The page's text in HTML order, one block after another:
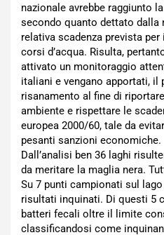
nazionale avrebbe raggiunto la
secondo quanto dettato dalla
relativa scadenza prevista
corsi d’acqua. Risulta,
attivato un monitoraggio
italiani e vengano apportati, il
risanamento al fine di
ambiente e rispettare le
europea 2000/60, tale da
pesanti sanzioni economiche.
Dall’analisi ben 36 laghi
da meritare la maglia nera.
Su 7 punti campionati sul
risultati inquinati. Di questi 5
batteri fecali oltre il limite
classificandosi come